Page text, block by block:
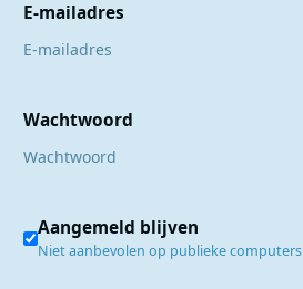
E-mailadres
Wachtwoord
Aangemeld blijven
Niet aanbevolen op publieke computers